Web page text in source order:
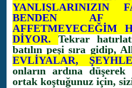
YANLIŞLARINIZIN
BENDEN AF
AFFETMEYECEĞİM
DİYOR. Tekrar
batılın peşi sıra gidip,
EVLİYALAR,
onların ardına
ortak koştuğunuz için,